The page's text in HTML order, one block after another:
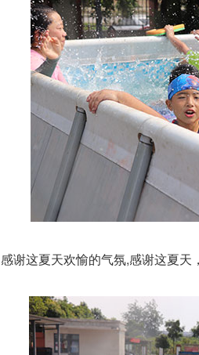
感谢这夏天欢愉的气氛,感谢这夏